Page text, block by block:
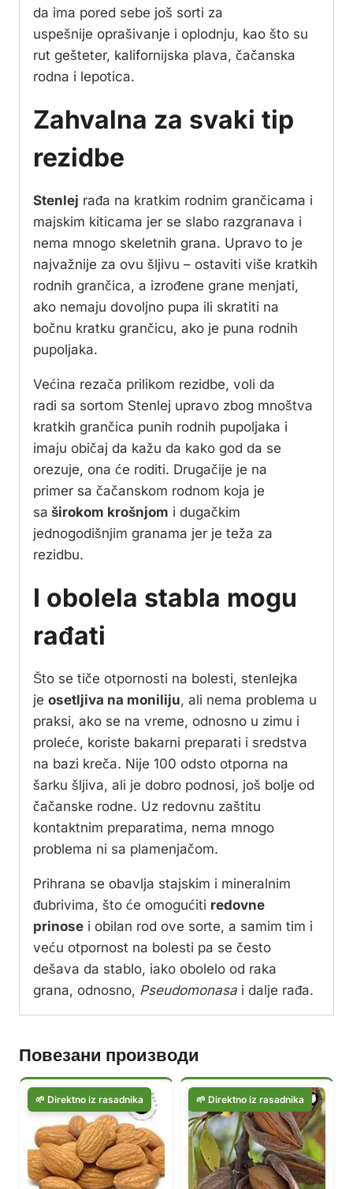
da ima pored sebe još sorti za
uspešnije oprašivanje i oplodnju, kao što su
rut gešteter, kalifornijska plava, čačanska
rodna i lepotica.
Zahvalna za svaki tip
rezidbe
Stenlej rađa na kratkim rodnim grančicama i
majskim kiticama jer se slabo razgranava i
nema mnogo skeletnih grana. Upravo to je
najvažnije za ovu šljivu – ostaviti više kratkih
rodnih grančica, a izrođene grane menjati,
ako nemaju dovoljno pupa ili skratiti na
bočnu kratku grančicu, ako je puna rodnih
pupoljaka.
Većina rezača prilikom rezidbe, voli da
radi sa sortom Stenlej upravo zbog mnoštva
kratkih grančica punih rodnih pupoljaka i
imaju običaj da kažu da kako god da se
orezuje, ona će roditi. Drugačije je na
primer sa čačanskom rodnom koja je
sa širokom krošnjom i dugačkim
jednogodišnjim granama jer je teža za
rezidbu.
I obolela stabla mogu
rađati
Što se tiče otpornosti na bolesti, stenlejka
je osetljiva na moniliju, ali nema problema u
praksi, ako se na vreme, odnosno u zimu i
proleće, koriste bakarni preparati i sredstva
na bazi kreča. Nije 100 odsto otporna na
šarku šljiva, ali je dobro podnosi, još bolje od
čačanske rodne. Uz redovnu zaštitu
kontaktnim preparatima, nema mnogo
problema ni sa plamenjačom.
Prihrana se obavlja stajskim i mineralnim
đubrivima, što će omogućiti redovne
prinose i obilan rod ove sorte, a samim tim i
veću otpornost na bolesti pa se često
dešava da stablo, iako obolelo od raka
grana, odnosno, Pseudomonasa i dalje rađa.
Повезани производи